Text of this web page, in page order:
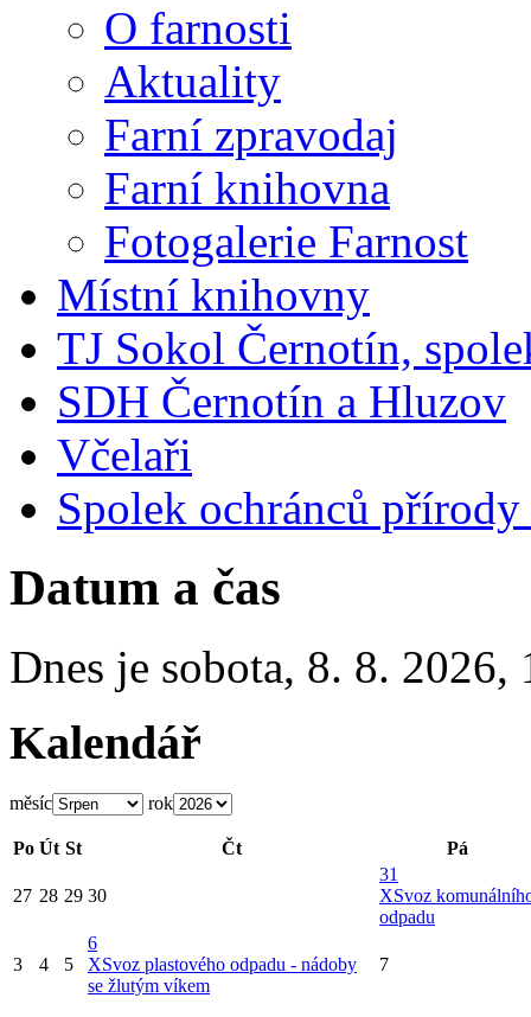
O farnosti
Aktuality
Farní zpravodaj
Farní knihovna
Fotogalerie Farnost
Místní knihovny
TJ Sokol Černotín,
SDH Černotín a Hluzov
Včelaři
Spolek ochránců
Datum a čas
Dnes je sobota, 8. 8. 2026,
Kalendář
měsíc rok
Po Út St Čt Pá
27 28 29 30
31
XSvoz
odpadu
3 4 5
6
XSvoz plastového odpadu - nádoby
se žlutým víkem
7